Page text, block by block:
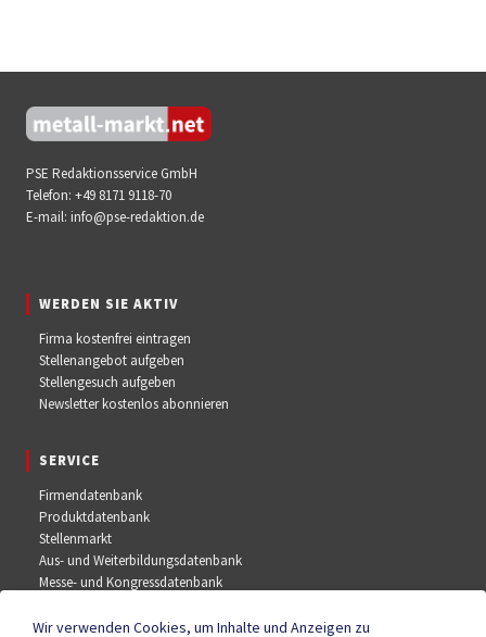
PSE Redaktionsservice GmbH
Telefon: +49 8171 9118-70
E-mail: info@pse-redaktion.de
WERDEN SIE AKTIV
Firma kostenfrei eintragen
Stellenangebot aufgeben
Stellengesuch aufgeben
Newsletter kostenlos abonnieren
SERVICE
Firmendatenbank
Produktdatenbank
Stellenmarkt
Aus- und Weiterbildungsdatenbank
Messe- und Kongressdatenbank
Wir verwenden Cookies, um Inhalte und Anzeigen zu